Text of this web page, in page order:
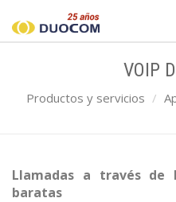
VOIP
Productos y servicios
Llamadas a través
baratas